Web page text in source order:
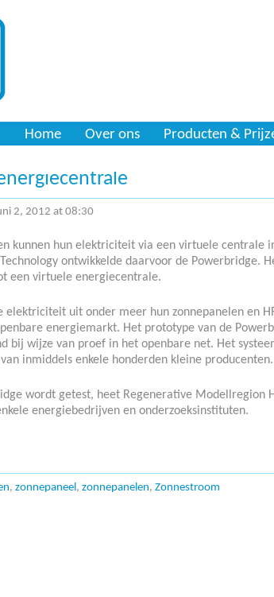
Home Over ons Producten &
2, 2012 at 08:30
kunnen hun elektriciteit via een virtuele centrale
ontwikkelde daarvoor de Powerbridge.
een virtuele energiecentrale.
uit onder meer hun zonnepanelen en
energiemarkt. Het prototype van de
bij wijze van proef in het openbare net. Het
inmiddels enkele honderden kleine producenten.
wordt getest, heet Regenerative Modellregion
energiebedrijven en onderzoeksinstituten.
, zonnepaneel , zonnepanelen, Zonnestroom